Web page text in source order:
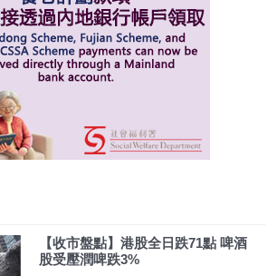
【收市盤點】港股全日跌71點 啤酒
股受壓潤啤跌3%